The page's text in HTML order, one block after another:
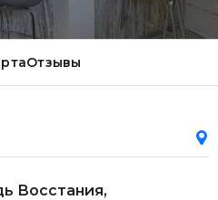
Отзывы
Восстания,